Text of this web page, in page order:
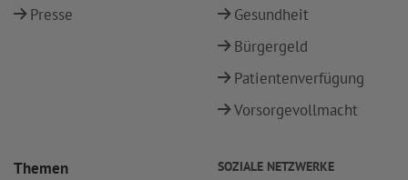
Presse
Gesundheit
Bürgergeld
Patientenverfügung
Vorsorgevollmacht
Themen
SOZIALE NETZWERKE